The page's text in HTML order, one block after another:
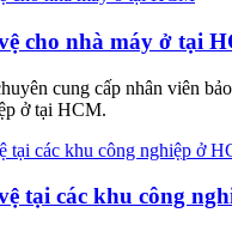
cho nhà máy ở tại
cung cấp nhân viên
ở tại HCM.
tại các khu công